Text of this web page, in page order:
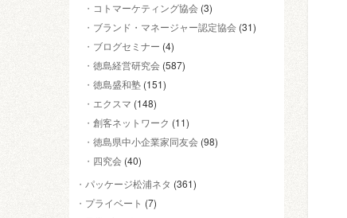
コトマーケティング協会 (3)
ブランド・マネージャー認定協会 (31)
ブログセミナー (4)
徳島経営研究会 (587)
徳島盛和塾 (151)
エクスマ (148)
創客ネットワーク (11)
徳島県中小企業家同友会 (98)
四究会 (40)
パッケージ松浦ネタ (361)
プライベート (7)